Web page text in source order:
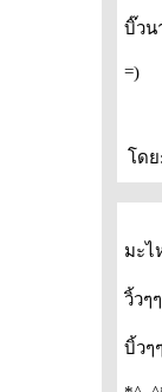
บิ๊วน
=)
ดย
มะไ
วิ้วๆ
บิ้วๆ